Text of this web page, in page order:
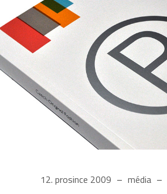
12. prosince 2009 média